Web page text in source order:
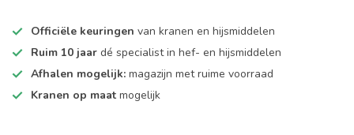
Officiële keuringen van kranen en hijsmiddelen
Ruim 10 jaar dé specialist in hef- en hijsmiddelen
Afhalen mogelijk: magazijn met ruime voorraad
Kranen op maat mogelijk